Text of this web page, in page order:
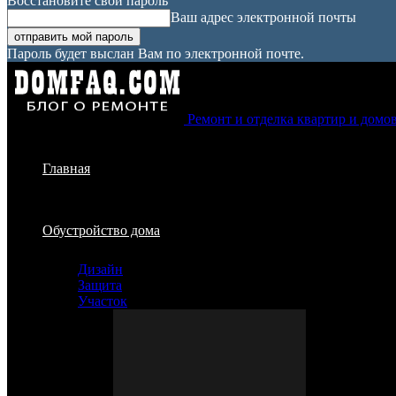
Ваш адрес электронной почты
Пароль будет выслан Вам по электронной почте.
Ремонт и отделка квартир и
Главная
Обустройство дома
Дизайн
Защита
Участок